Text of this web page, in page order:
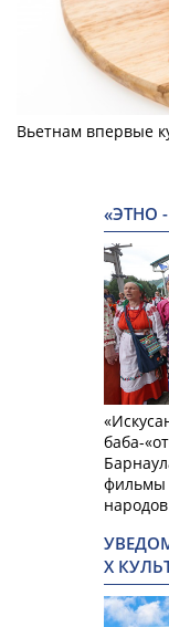
Вьетнам впервые
«ЭТНО
баба-
фильмы
Х